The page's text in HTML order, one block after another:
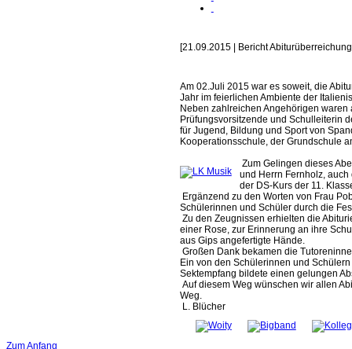
[21.09.2015 | Bericht
Am 02.Juli 2015 war es soweit, die
Jahr im feierlichen Ambiente der
Neben zahlreichen Angehörigen
Prüfungsvorsitzende und Schulleiterin
für Jugend, Bildung und Sport von
Kooperationsschule, der Grundschule
Zum Gelingen dieses
und Herrn Fernholz,
der DS-Kurs der 11.
Ergänzend zu den Worten von Frau
Schülerinnen und Schüler durch die
Zu den Zeugnissen erhielten die
einer Rose, zur Erinnerung an ihre
aus Gips angefertigte Hände.
Großen Dank bekamen die
Ein von den Schülerinnen und
Sektempfang bildete einen gelungen
Auf diesem Weg wünschen wir allen
Weg.
L. Blücher
Zum Anfang